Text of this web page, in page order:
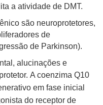
a atividade de DMT.
são neuroprotetores,
de
de Parkinson).
alucinações e
A coenzima Q10
em fase inicial
do receptor de